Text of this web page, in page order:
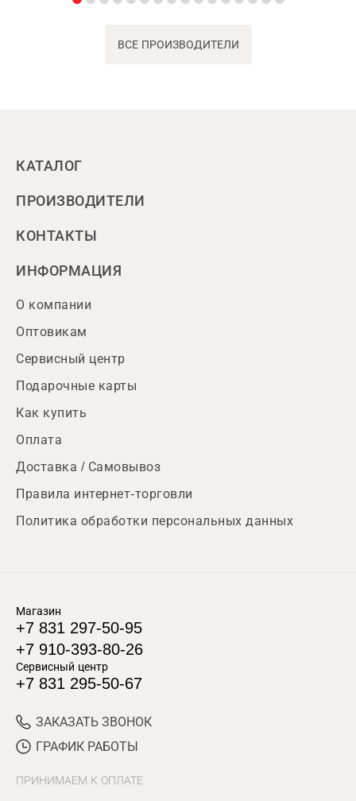
ВСЕ ПРОИЗВОДИТЕЛИ
КАТАЛОГ
ПРОИЗВОДИТЕЛИ
КОНТАКТЫ
ИНФОРМАЦИЯ
О компании
Оптовикам
Сервисный центр
Подарочные карты
Как купить
Оплата
Доставка / Самовывоз
Правила интернет-торговли
Политика обработки персональных данных
Магазин
+7 831 297-50-95
+7 910-393-80-26
Сервисный центр
+7 831 295-50-67
ЗАКАЗАТЬ ЗВОНОК
ГРАФИК РАБОТЫ
ПРИНИМАЕМ К ОПЛАТЕ